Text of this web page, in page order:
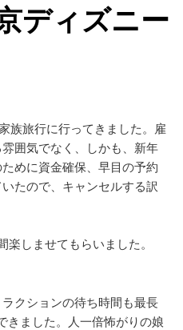
ディズニー
族旅行に行ってきました。雇
囲気でなく、しかも、新年
めに資金確保、早目の予約
たので、キャンセルする訳
しませてもらいました。
クションの待ち時間も最長
きました。人一倍怖がりの娘